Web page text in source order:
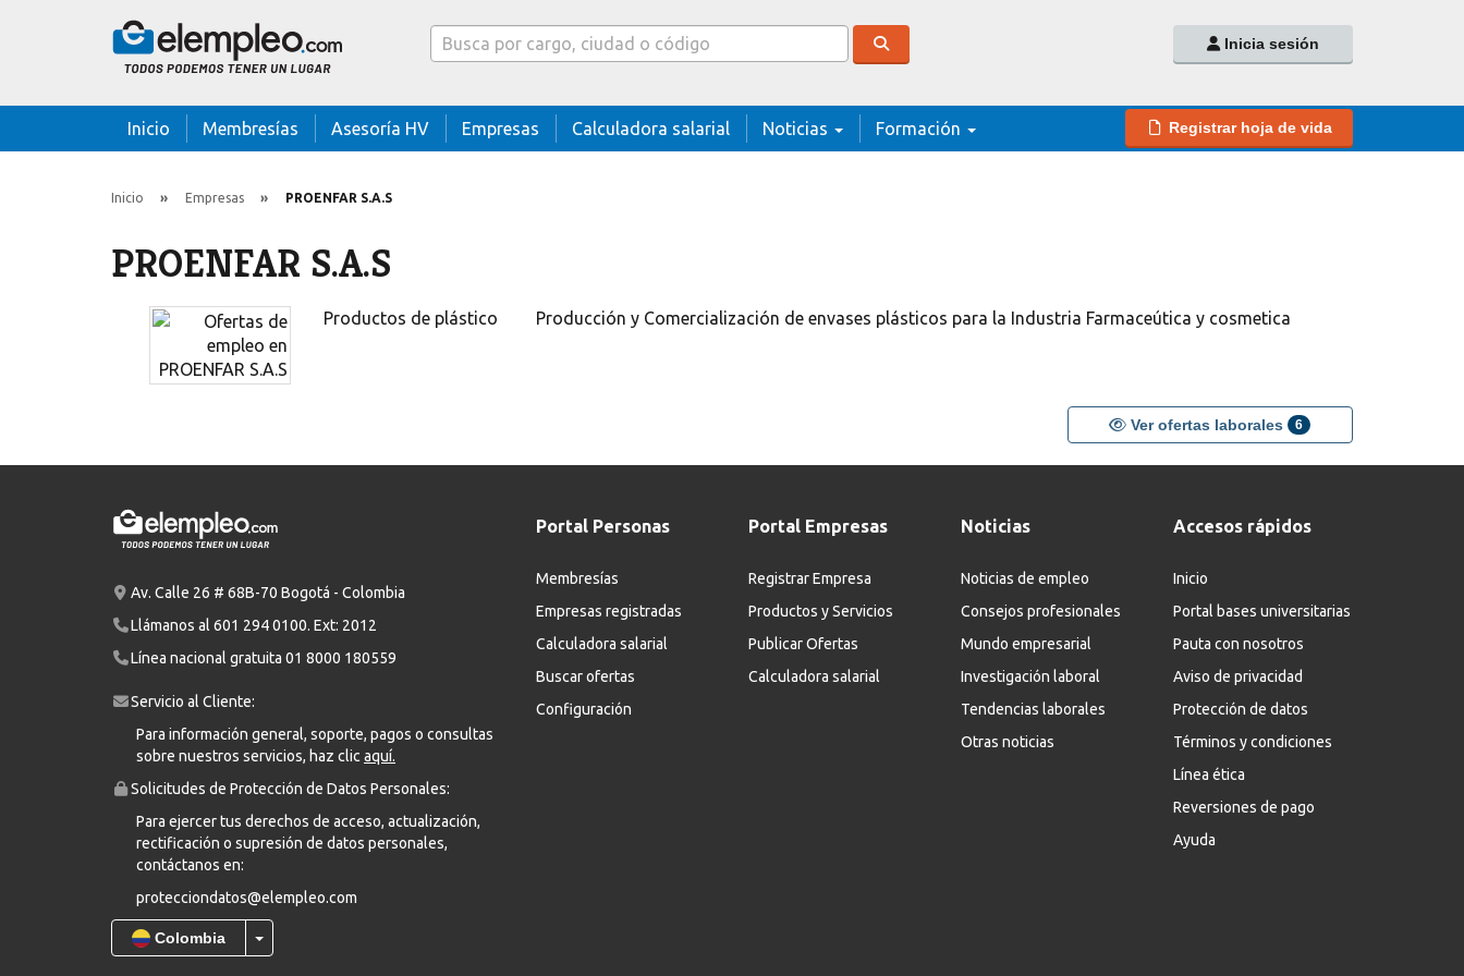
Caja buscador
Inicia sesión
Inicio Membresías Asesoría HV Empresas Calculadora salarial Noticias Formación Registrar hoja de vida
Inicio Empresas PROENFAR S.A.S
PROENFAR S.A.S
Productos de plástico Producción y Comercialización de envases plásticos para la Industria Farmaceútica y cosmetica
Ver ofertas laborales 6
Av. Calle 26 # 68B-70 Bogotá - Colombia
Llámanos al 601 294 0100. Ext: 2012
Línea nacional gratuita 01 8000 180559
Servicio al Cliente:
Para información general, soporte, pagos o consultas
sobre nuestros servicios, haz clic aquí.
Solicitudes de Protección de Datos Personales:
Para ejercer tus derechos de acceso, actualización,
rectificación o supresión de datos personales,
contáctanos en:
protecciondatos@elempleo.com
Colombia
Portal Personas
Membresías
Empresas registradas
Calculadora salarial
Buscar ofertas
Configuración
Portal Empresas
Registrar Empresa
Productos y Servicios
Publicar Ofertas
Calculadora salarial
Noticias
Noticias de empleo
Consejos profesionales
Mundo empresarial
Investigación laboral
Tendencias laborales
Otras noticias
Accesos rápidos
Inicio
Portal bases universitarias
Pauta con nosotros
Aviso de privacidad
Protección de datos
Términos y condiciones
Línea ética
Reversiones de pago
Ayuda